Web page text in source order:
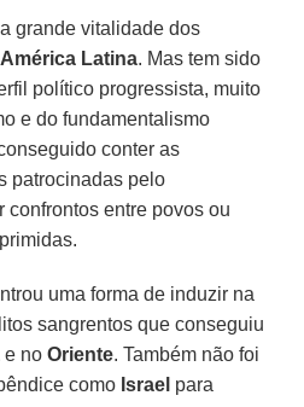
grande vitalidade dos
América Latina. Mas tem sido
político progressista, muito
e do fundamentalismo
conter as
patrocinadas pelo
confrontos entre povos ou
uma forma de induzir na
sangrentos que conseguiu
e noOriente. Também não foi
como Israel para